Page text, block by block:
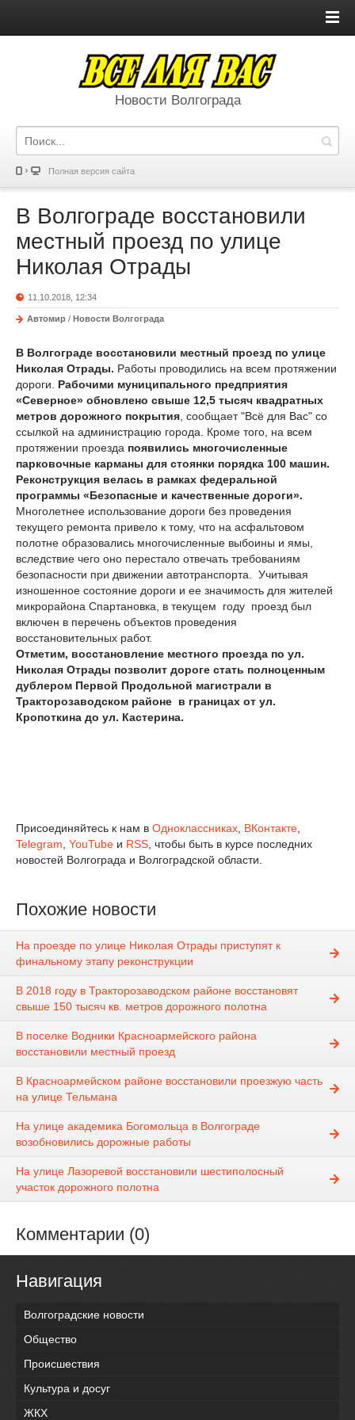
Новости Волгограда
Полная версия сайта
В Волгограде восстановили
местный проезд по улице
Николая Отрады
11.10.2018, 12:34
Автомир / Новости Волгограда
В Волгограде восстановили местный проезд по улице
Николая Отрады. Работы проводились на всем протяжении
дороги. Рабочими муниципального предприятия
«Северное» обновлено свыше 12,5 тысяч квадратных
метров дорожного покрытия , сообщает "Всё для Вас" со
ссылкой на администрацию города. Кроме того, на всем
протяжении проезда появились многочисленные
парковочные карманы для стоянки порядка 100 машин.
Реконструкция велась в рамках федеральной
программы «Безопасные и качественные дороги».
Многолетнее использование дороги без проведения
текущего ремонта привело к тому, что на асфальтовом
полотне образовались многочисленные выбоины и ямы,
вследствие чего оно перестало отвечать требованиям
безопасности при движении автотранспорта. Учитывая
изношенное состояние дороги и ее значимость для жителей
микрорайона Спартановка, в текущем году проезд был
включен в перечень объектов проведения
восстановительных работ.
Отметим, восстановление местного проезда по ул.
Николая Отрады позволит дороге стать полноценным
дублером Первой Продольной магистрали в
Тракторозаводском районе в границах от ул.
Кропоткина до ул. Кастерина.
Присоединяйтесь к нам в Одноклассниках ВКонтакте
Telegram YouTube и RSS , чтобы быть в курсе последних
новостей Волгограда и Волгоградской области.
Похожие новости
На проезде по улице Николая Отрады приступят к
финальному этапу реконструкции
В 2018 году в Тракторозаводском районе восстановят
свыше 150 тысяч кв. метров дорожного полотна
В поселке Водники Красноармейского района
восстановили местный проезд
В Красноармейском районе восстановили проезжую часть
на улице Тельмана
На улице академика Богомольца в Волгограде
возобновились дорожные работы
На улице Лазоревой восстановили шестиполосный
участок дорожного полотна
Комментарии (0)
Навигация
Волгоградские новости
Общество
Происшествия
Культура и досуг
ЖКХ